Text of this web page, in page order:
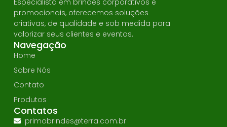
promocionais, oferecemos soluções
criativas, de qualidade e sob medida para
valorizar seus clientes e eventos.
Navegação
Home
Sobre Nós
Contato
Produtos
Contatos
primobrindes@terra.com.br